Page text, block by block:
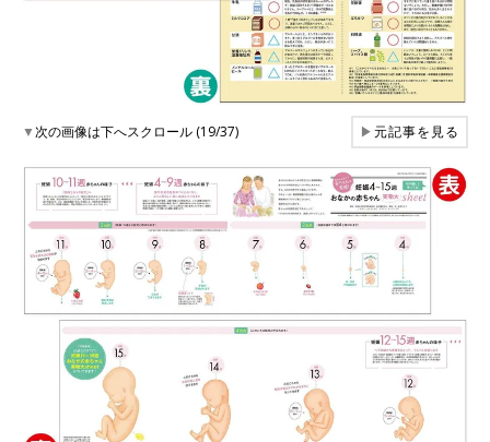
▼次の画像は下へスクロール (19/37) ▶元記事を見る